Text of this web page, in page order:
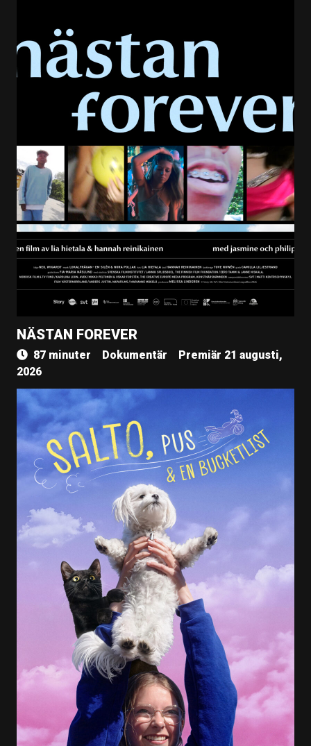
NÄSTAN FOREVER
87 minuter Dokumentär
Premiär 21 augusti,
2026